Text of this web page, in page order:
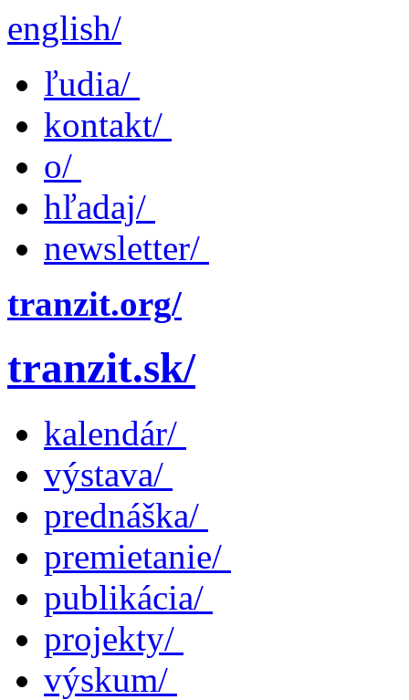
english/
ľudia/
kontakt/
o/
hľadaj/
newsletter/
tranzit.org/
tranzit.sk/
kalendár/
výstava/
prednáška/
premietanie/
publikácia/
projekty/
výskum/